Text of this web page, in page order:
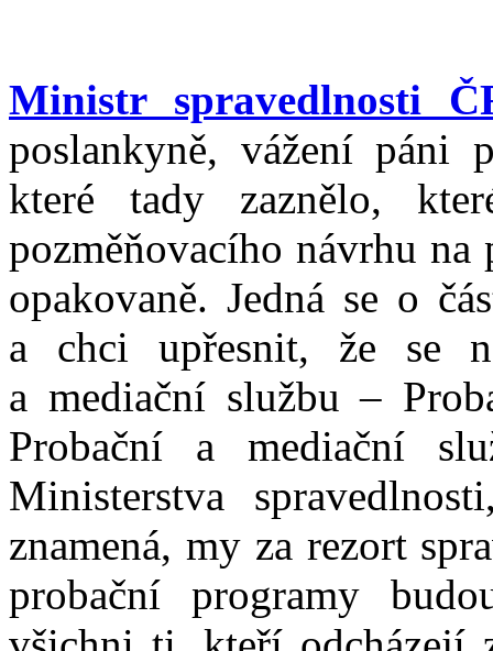
Ministr spravedlnosti
poslankyně, vážení páni
které tady zaznělo,
pozměňovacího návrhu na
opakovaně. Jedná se o
a chci upřesnit, že se
a mediační službu –
Probační a mediační
Ministerstva
znamená, my za rezort
probační programy